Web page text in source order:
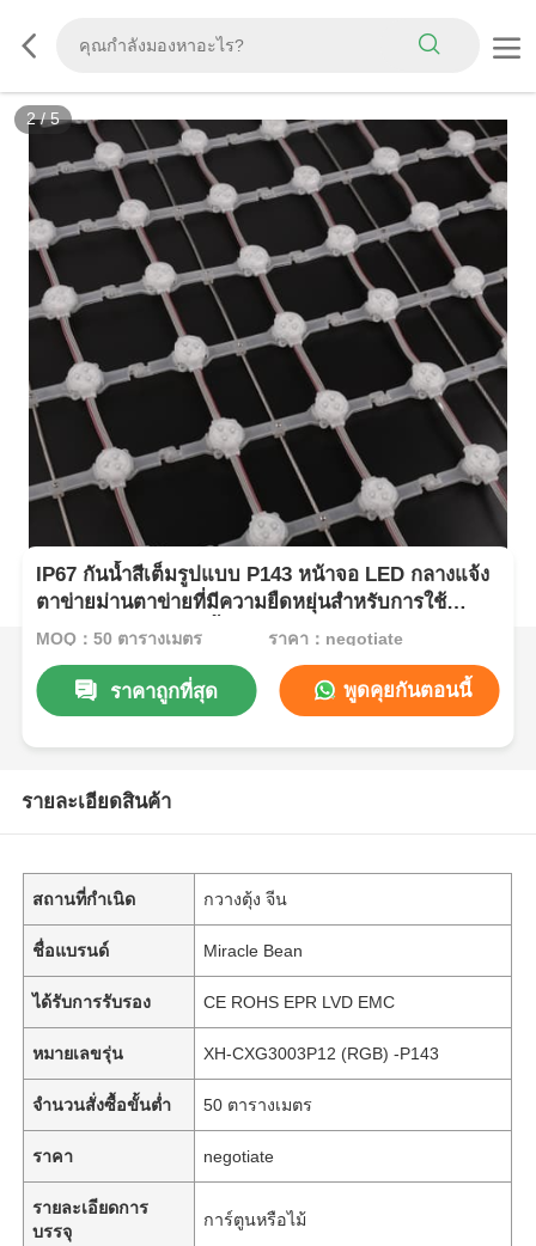
3/5
IP67 กันน้ำสีเต็มรูปแบบ P143 หน้าจอ LED กลางแจ้ง
ตาข่ายม่านตาข่ายที่มีความยืดหยุ่นสำหรับการใช้
งานการโฆษณาและพื้นหลังเวที
MOQ：50 ตารางเมตร ราคา：negotiate
ราคาถูกที่สุด พูดคุยกันตอนนี้
รายละเอียดสินค้า
สถานที่กำเนิด กวางตุ้ง จีน
ชื่อแบรนด์ Miracle Bean
ได้รับการรับรอง CE ROHS EPR LVD EMC
หมายเลขรุ่น XH-CXG3003P12 (RGB) -P143
จำนวนสั่งซื้อขั้นต่ำ 50 ตารางเมตร
ราคา negotiate
รายละเอียดการ
บรรจุ
การ์ตูนหรือไม้